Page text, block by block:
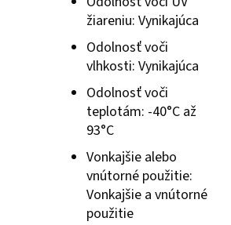
žiareniu: Vynikajúca
Odolnosť voči
vlhkosti: Vynikajúca
Odolnosť voči
teplotám: -40°C až
93°C
Vonkajšie alebo
vnútorné použitie:
Vonkajšie a vnútorné
použitie